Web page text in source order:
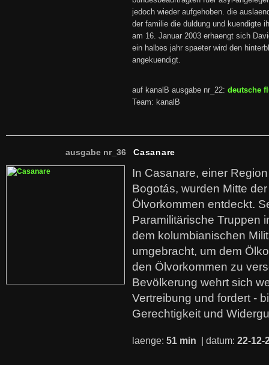
jedoch wieder aufgehoben. die
der familie die duldung und kuendigte
am 16. Januar 2003 erhaengt sich
ein halbes jahr spaeter wird den
angekuendigt.
auf kanalB ausgabe nr_22: deutsche
Team: kanalB
ausgabe nr_36 Casanare
In Casanare, einer
Bogotás, wurden Mitte
Ölvorkommen entdeckt.
Paramilitärische Truppen
dem kolumbianischen
umgebracht, um dem
den Ölvorkommen zu
Bevölkerung wehrt sich
Vertreibung und fordert -
Gerechtigkeit und
laenge: 51 min | datum: 22-12-